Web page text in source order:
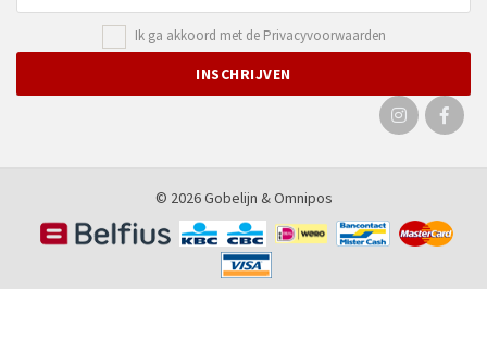
Ik ga akkoord met de Privacyvoorwaarden
© 2026 Gobelijn &Omnipos